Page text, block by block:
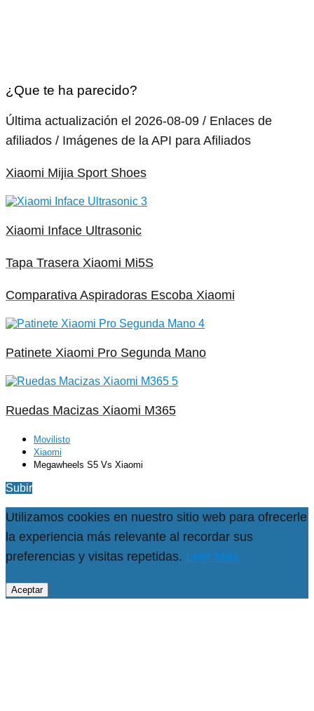
¿Que te ha parecido?
Última actualización el 2026-08-09 / Enlaces de
afiliados / Imágenes de la API para Afiliados
Xiaomi Mijia Sport Shoes
Xiaomi Inface Ultrasonic
Tapa Trasera Xiaomi Mi5S
Comparativa Aspiradoras Escoba Xiaomi
Patinete Xiaomi Pro Segunda Mano
Ruedas Macizas Xiaomi M365
Movilisto
Xiaomi
Megawheels S5 Vs Xiaomi
Subir
Utilizamos cookies en nuestro sitio web para ofrecerle
la experiencia más relevante al recordar sus
preferencias y visitas repetidas. Leer Más
Aceptar